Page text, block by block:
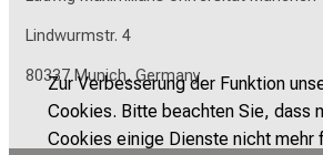
Zur Verbesserung der Funktion
Cookies. Bitte beachten Sie, dass
Cookies einige Dienste nicht mehr
Lindwurmstr. 4
80337 Munich, Germany